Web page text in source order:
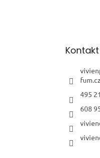
Kontakt
fum.cz
495
608